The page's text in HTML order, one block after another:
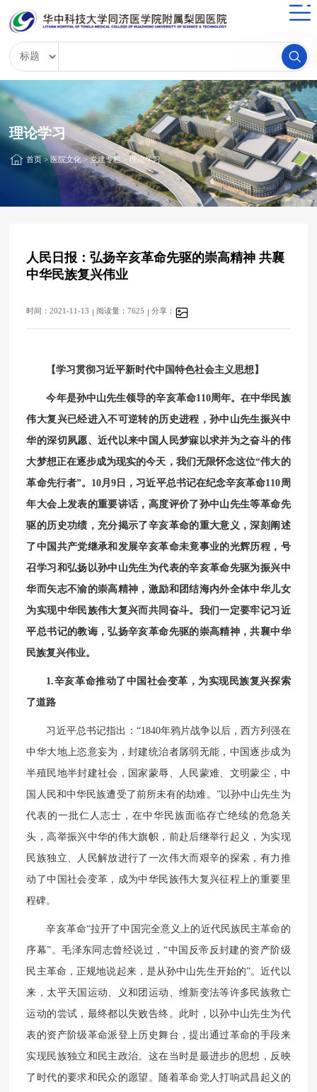
理论学习
首页>医院文化>党建专栏 >理论学习
人民日报：弘扬辛亥革命先驱的崇高精神 共襄
中华民族复兴伟业
时间：2021-11-13 阅读量：7625 分享：
【学习贯彻习近平新时代中国特色社会主义思想】
今年是孙中山先生领导的辛亥革命110周年。在中华民族
伟大复兴已经进入不可逆转的历史进程，孙中山先生振兴中
华的深切夙愿、近代以来中国人民梦寐以求并为之奋斗的伟
大梦想正在逐步成为现实的今天，我们无限怀念这位“伟大的
革命先行者”。10月9日，习近平总书记在纪念辛亥革命110周
年大会上发表的重要讲话，高度评价了孙中山先生等革命先
驱的历史功绩，充分揭示了辛亥革命的重大意义，深刻阐述
了中国共产党继承和发展辛亥革命未竟事业的光辉历程，号
召学习和弘扬以孙中山先生为代表的辛亥革命先驱为振兴中
华而矢志不渝的崇高精神，激励和团结海内外全体中华儿女
为实现中华民族伟大复兴而共同奋斗。我们一定要牢记习近
平总书记的教诲，弘扬辛亥革命先驱的崇高精神，共襄中华
民族复兴伟业。
1.辛亥革命推动了中国社会变革，为实现民族复兴探索
了道路
习近平总书记指出：“1840年鸦片战争以后，西方列强在
中华大地上恣意妄为，封建统治者孱弱无能，中国逐步成为
半殖民地半封建社会，国家蒙辱、人民蒙难、文明蒙尘，中
国人民和中华民族遭受了前所未有的劫难。”以孙中山先生为
代表的一批仁人志士，在中华民族面临存亡绝续的危急关
头，高举振兴中华的伟大旗帜，前赴后继举行起义，为实现
民族独立、人民解放进行了一次伟大而艰辛的探索，有力推
动了中国社会变革，成为中华民族伟大复兴征程上的重要里
程碑。
辛亥革命“拉开了中国完全意义上的近代民族民主革命的
序幕”。毛泽东同志曾经说过，“中国反帝反封建的资产阶级
民主革命，正规地说起来，是从孙中山先生开始的”。近代以
来，太平天国运动、义和团运动、维新变法等许多民族救亡
运动的尝试，最终都以失败告终。此时，以孙中山先生为代
表的资产阶级革命派登上历史舞台，提出通过革命的手段来
实现民族独立和民主政治。这在当时是最进步的思想，反映
了时代的要求和民众的愿望。随着革命党人打响武昌起义的